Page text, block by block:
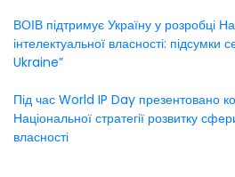
ВОІВ підтримує Україну у розробці
інтелектуальної власності:
Ukraine”
Під час World IP Day презентовано
Національної стратегії розвитку
власності